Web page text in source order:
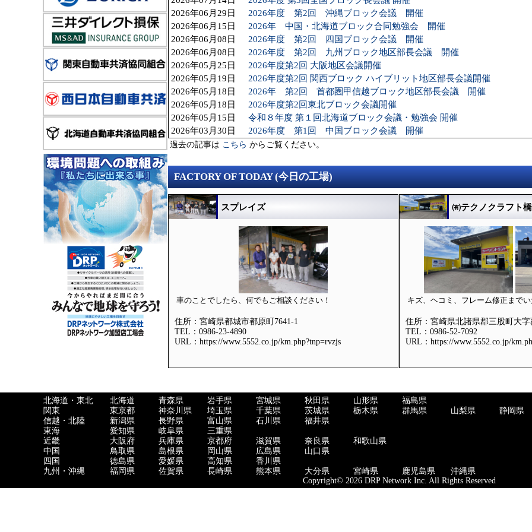
2026年06月29日
2026年度 第2回 沖縄ブロック会議 開催
2026年06月15日
2026年 中国・北海道ブロック合同勉強会 開催
2026年06月08日
2026年度 第2回 四国ブロック会議 開催
2026年06月08日
2026年度 第2回 九州ブロック地区部長会議 開催
2026年05月25日
2026年度第2回 大阪地区会議開催
2026年05月19日
2026年度第2回 関西ブロック ハイブリット地区部長会議開催
2026年05月18日
2026年 第2回 首都圏甲信越ブロック地区部長会議 開催
2026年05月18日
2026年度第2回東北ブロック会議開催
2026年05月15日
令和８年度 第１回北海道ブロック会議・勉強会 開催
2026年03月30日
2026年度 第1回 中国ブロック会議 開催
過去の記事は こちら からご覧ください。
FACTORY OF TODAY (今日の工場)
スプレイズ
車のことでしたら、何でもご相談ください！
住所：宮崎県都城市都原町7641-1
TEL：0986-23-4890
URL：https://www.5552.co.jp/km.php?tnp=rvzjs
㈲テクノクラフト
キズ、ヘコミ、フレーム修正まで
住所：宮崎県北諸県郡三股町大
TEL：0986-52-7092
URL：https://www.5552.co.jp/
北海道・東北 北海道 青森県 岩手県 宮城県 秋田県 山形県
福島県
関東
東京都 神奈川県 埼玉県 千葉県 茨城県 栃木県 群馬県 山梨県
静岡県
信越・北陸
新潟県 長野県 富山県 石川県
福井県
東海
愛知県 岐阜県
三重県
近畿
大阪府 兵庫県 京都府 滋賀県 奈良県
和歌山県
中国
鳥取県 島根県 岡山県 広島県
山口県
四国
徳島県 愛媛県 高知県
香川県
九州・沖縄
福岡県 佐賀県 長崎県 熊本県 大分県 宮崎県 鹿児島県 沖縄県
Copyright© 2026 DRP Network Inc. All Rights Reserved